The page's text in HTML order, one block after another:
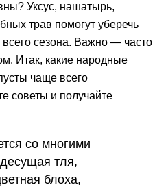
Уксус, нашатырь,
трав помогут уберечь
сезона. Важно — часто
Итак, какие народные
чаще всего
советы и получайте
со многими
тля,
блоха,